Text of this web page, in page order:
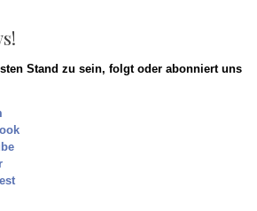
Stand zu sein, folgt oder abonniert uns